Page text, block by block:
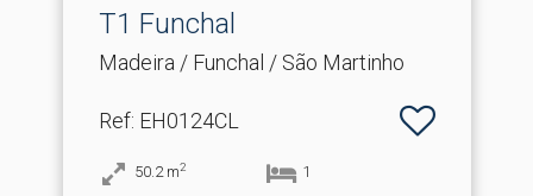
T1 Funchal
Madeira / Funchal / São Martinho
Ref: EH0124CL
50.2 m2 1